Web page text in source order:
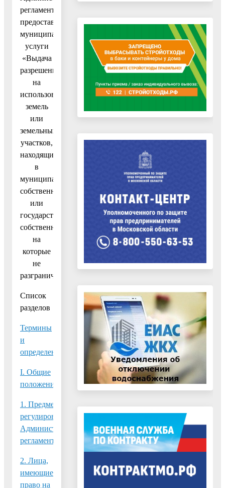
регламент
предоставления
муниципальной
услуги
«Выдача
разрешения
на
использование
земель
или
земельных
участков,
находящихся
в
муниципальной
собственности
или
государственная
собственность
на
которые
не
разграничена»
Список
разделов
Термины
и
определения
I. Общие
положения
1. Предмет
регулирования
Административного
регламента
2. Лица,
имеющие
право на